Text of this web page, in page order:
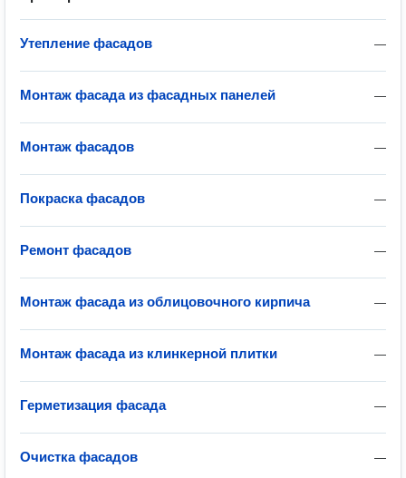
—
Утепление фасадов
—
Монтаж фасада из фасадных панелей
—
Монтаж фасадов
—
Покраска фасадов
—
Ремонт фасадов
—
Монтаж фасада из облицовочного кирпича
—
Монтаж фасада из клинкерной плитки
—
Герметизация фасада
—
Очистка фасадов